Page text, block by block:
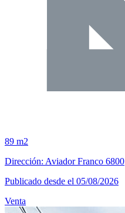
89 m2
Dirección: Aviador Franco 6800
Publicado desde el 05/08/2026
Venta